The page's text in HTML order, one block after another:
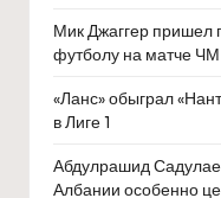
Мик Джаггер пришел
футболу на матче ЧМ
«Ланс» обыграл
в Лиге 1
Абдулрашид
Албании особенно